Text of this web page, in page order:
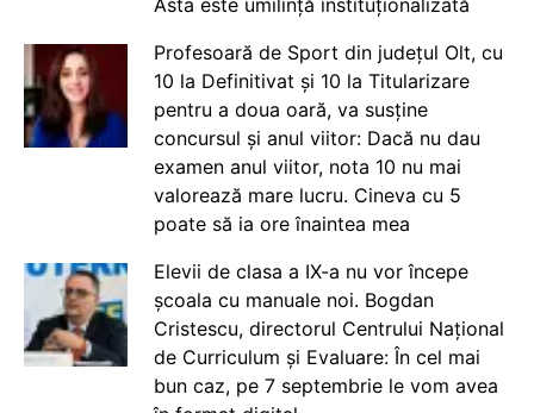
Asta este umilință instituționalizată
Profesoară de Sport din județul Olt, cu
10 la Definitivat și 10 la Titularizare
pentru a doua oară, va susține
concursul și anul viitor: Dacă nu dau
examen anul viitor, nota 10 nu mai
valorează mare lucru. Cineva cu 5
poate să ia ore înaintea mea
Elevii de clasa a IX-a nu vor începe
școala cu manuale noi. Bogdan
Cristescu, directorul Centrului Național
de Curriculum și Evaluare: În cel mai
bun caz, pe 7 septembrie le vom avea